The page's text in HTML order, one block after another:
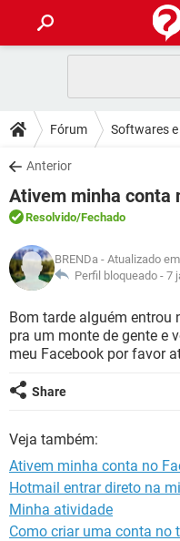
CELULAR
OUTLOOK
INSTAGRAM
GUIA DE COMPRAS
DICAS
JOGOS
OUTLOOK
INSTAGRAM
GUIA DE COMPRAS
DOWNLOADS
JOGOS
CELULAR
OUTLOOK
INSTAGRAM
GUIA DE COMPRAS
FÓRUM
JOGOS
CELULAR
INSTAGRAM
GLOSSÁRIO
JOGOS
CELULAR
OUTLOOK
INSTAGRAM
Fórum Softwares
Anterior
Ativem minha conta
Resolvido/Fechado
BRENDa - Atualizado
Perfil bloqueado - 7
Bom tarde alguém entrou
pra um monte de gente e
meu Facebook por favor
Share
Veja também:
Ativem minha conta no
Hotmail entrar direto na
Minha atividade
Como criar uma conta no